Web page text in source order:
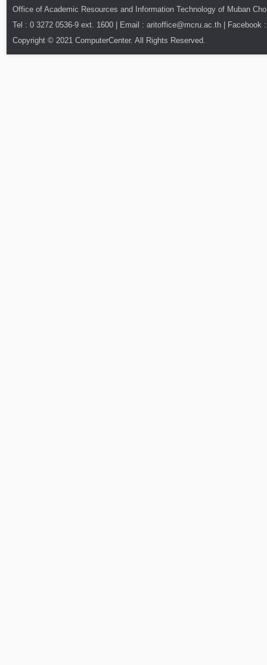
Office of Academic Resources and Information Technology of Muban
Tel : 0 3272 0536-9 ext. 1600 | Email : aritoffice@mcru.ac.th | Facebook
Copyright © 2021 ComputerCenter. All Rights Reserved.